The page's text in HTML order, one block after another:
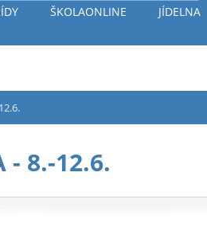
ŠKOLAONLINE JÍDELNA
- 8.-12.6.